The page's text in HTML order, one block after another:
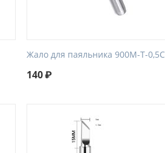
Жало для паяльника 900M-T-0,5C
140₽